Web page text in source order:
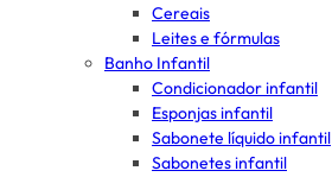
Cereais
Leites e fórmulas
Banho Infantil
Condicionador infantil
Esponjas infantil
Sabonete líquido infantil
Sabonetes infantil